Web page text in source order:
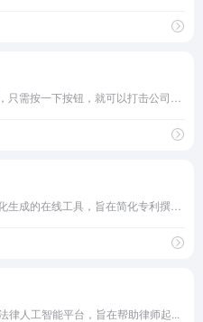
律人工智能平台，旨在帮助律师起...